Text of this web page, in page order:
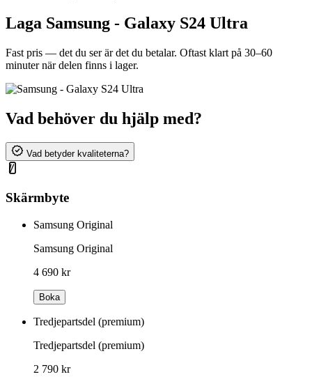
Laga Samsung - Galaxy S24 Ultra
Fast pris — det du ser är det du betalar. Oftast klart på 30–60
minuter när delen finns i lager.
Vad behöver du hjälp med?
Vad betyder kvaliteterna?
Skärmbyte
Samsung Original
Samsung Original
4 690 kr
Boka
Tredjepartsdel (premium)
Tredjepartsdel (premium)
2 790 kr